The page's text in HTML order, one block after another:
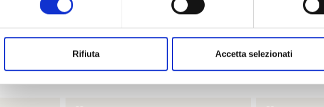
Rifiuta Accetta selezionati
PRODOTTI SIMILI
La nostra selezione di